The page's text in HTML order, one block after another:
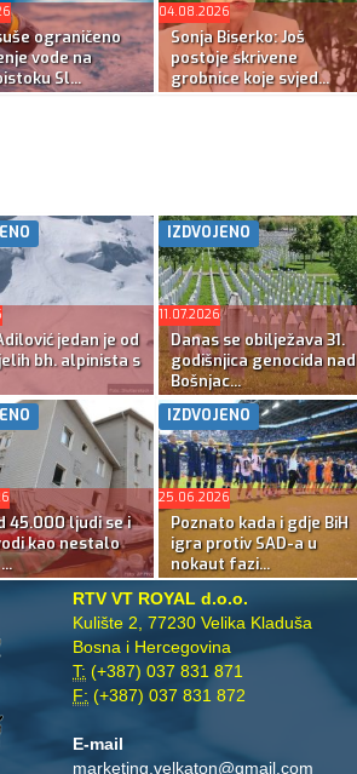
ograničeno
vode na
Sl...
04.08.2026
Sonja Biserko: Još
postoje skrivene
grobnice koje svjed...
jedan je od
bh. alpinista s
IZDVOJENO
11.07.2026
Danas se obilježava 31.
godišnjica genocida nad
Bošnjac...
45.000 ljudi se i
kao nestalo
IZDVOJENO
25.06.2026
Poznato kada i gdje BiH
igra protiv SAD-a u
nokaut fazi...
RTV VT ROYAL d.o.o.
Kulište 2, 77230 Velika Kladuša
Bosna i Hercegovina
T: (+387) 037 831 871
F: (+387) 037 831 872
E-mail
marketing.velkaton@gmail.com